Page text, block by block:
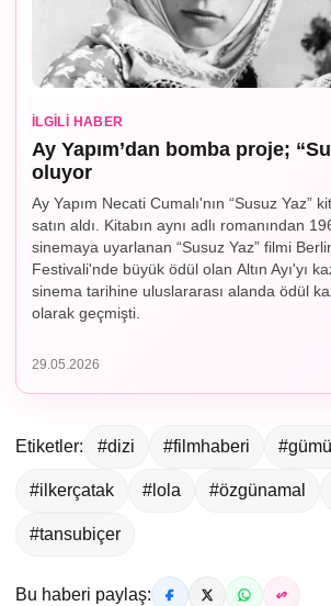
İLGILI HABER
Ay Yapım’dan bomba proje;
oluyor
Ay Yapım Necati Cumalı'nın “Susuz Yaz”
satın aldı. Kitabın aynı adlı romanından
sinemaya uyarlanan “Susuz Yaz” filmi
Festivali'nde büyük ödül olan Altın Ayı'yı
sinema tarihine uluslararası alanda ödül
olarak geçmişti.
29.05.2026
Etiketler: #dizi #filmhaberi
#ilkerçatak #lola #özgünamal
#tansubiçer
Bu haberi paylaş: